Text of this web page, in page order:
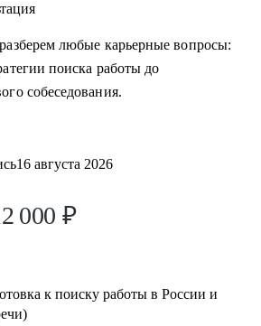
для развития бизнесов
собеседованиям.
менеджеров, продакт
в IT и геймдев по РФ и
любые карьерные вопросы:
поиска работы до
собеседования.
16 августа 2026
000 ₽
к поиску работы в России и